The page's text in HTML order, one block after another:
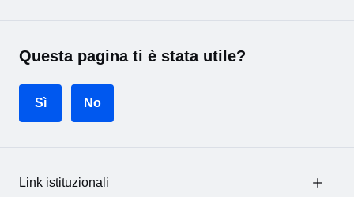
Questa pagina ti è stata utile?
Sì No
Link istituzionali